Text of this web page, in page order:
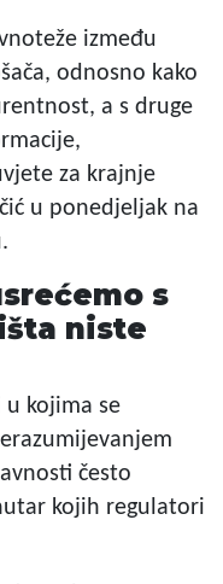
između
odnosno kako
a s druge
za krajnje
u ponedjeljak na
s
niste
u kojima se
često
kojih regulatori